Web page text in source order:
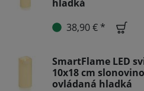
hladká
38,90 € *
SmartFlame LED
10x18 cm
ovládaná hladká